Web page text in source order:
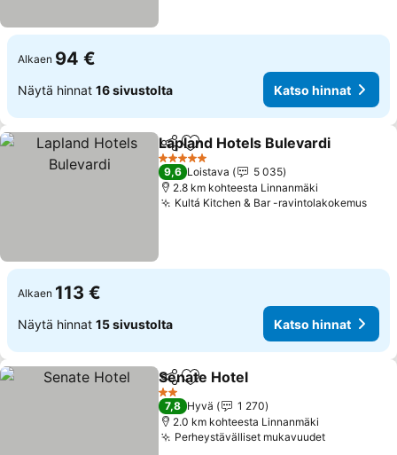
Alkaen 94 €
Näytä hinnat 16 sivustolta Katso hinnat
Jaa Lisää suosikkeihin
Lapland Hotels Bulevardi
5 Tähtiluokitus
9,6 Loistava
5 035
2.8 km kohteesta Linnanmäki
Kultá Kitchen & Bar -ravintolakokemus
Alkaen 113 €
Näytä hinnat 15 sivustolta Katso hinnat
Jaa Lisää suosikkeihin
Senate Hotel
2 Tähtiluokitus
7,8 Hyvä
1 270
2.0 km kohteesta Linnanmäki
Perheystävälliset mukavuudetKatso